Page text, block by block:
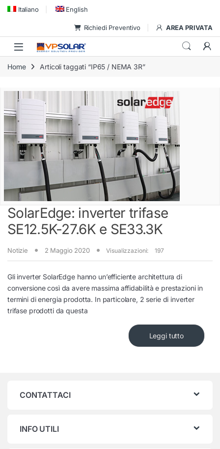
Skip to navigation
Skip to content
Italiano English
Richiedi Preventivo AREA PRIVATA
Home Articoli taggati “IP65 / NEMA 3R”
SolarEdge: inverter trifase
SE12.5K-27.6K e SE33.3K
Notizie 2 Maggio 2020 Visualizzazioni: 197
Gli inverter SolarEdge hanno un’efficiente architettura di
conversione così da avere massima affidabilità e prestazioni in
termini di energia prodotta. In particolare, 2 serie di inverter
trifase prodotti da questa
Leggi tutto
CONTATTACI
INFO UTILI